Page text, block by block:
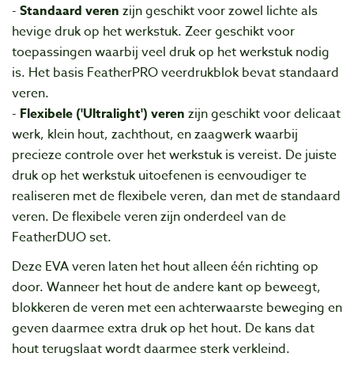
- Standaard veren zijn geschikt voor zowel lichte als
hevige druk op het werkstuk. Zeer geschikt voor
toepassingen waarbij veel druk op het werkstuk nodig
is. Het basis FeatherPRO veerdrukblok bevat standaard
veren.
- Flexibele ('Ultralight') veren zijn geschikt voor delicaat
werk, klein hout, zachthout, en zaagwerk waarbij
precieze controle over het werkstuk is vereist. De juiste
druk op het werkstuk uitoefenen is eenvoudiger te
realiseren met de flexibele veren, dan met de standaard
veren. De flexibele veren zijn onderdeel van de
FeatherDUO set.
Deze EVA veren laten het hout alleen één richting op
door. Wanneer het hout de andere kant op beweegt,
blokkeren de veren met een achterwaarste beweging en
geven daarmee extra druk op het hout. De kans dat
hout terugslaat wordt daarmee sterk verkleind.